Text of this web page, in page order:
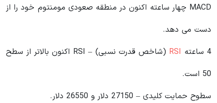
MACD چهار ساعته اکنون در منطقه صعودی مومنتوم خود را از
دست می دهد.
4 ساعته
RSI
(شاخص قدرت نسبی) – RSI اکنون بالاتر از سطح
50 است.
سطوح حمایت کلیدی – 27150 دلار و 26550 دلار.